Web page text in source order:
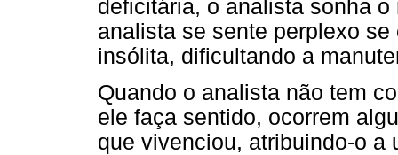
deficitária, o analista sonha
analista se sente perplexo
insólita, dificultando a
Quando o analista não tem
ele faça sentido, ocorrem
que vivenciou, atribuindo-o a